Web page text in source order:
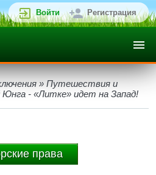
Войти Регистрация
» Путешествия и
Юнга - «Литке» идет на Запад!
права